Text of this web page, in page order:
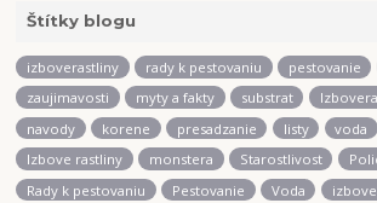
Štítky blogu
izboverastliny rady k pestovaniu pestovanie
zaujimavosti
myty a fakty substrat
navody
korene presadzanie listy voda
Izbove rastliny
monstera Starostlivost
Rady k pestovaniu
Pestovanie Voda